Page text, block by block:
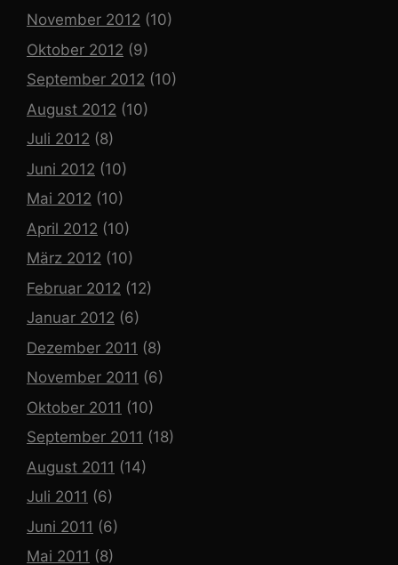
November 2012 (10)
Oktober 2012 (9)
September 2012 (10)
August 2012 (10)
Juli 2012 (8)
Juni 2012 (10)
Mai 2012 (10)
April 2012 (10)
März 2012 (10)
Februar 2012 (12)
Januar 2012 (6)
Dezember 2011 (8)
November 2011 (6)
Oktober 2011 (10)
September 2011 (18)
August 2011 (14)
Juli 2011 (6)
Juni 2011 (6)
Mai 2011 (8)